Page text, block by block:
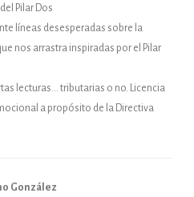
Pilar Dos
líneas desesperadas sobre la
nos arrastra inspiradas por el Pilar
lecturas… tributarias o no. Licencia
a propósito de la Directiva
González